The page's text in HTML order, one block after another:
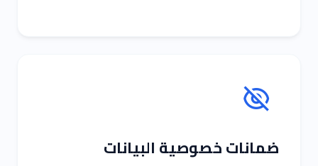
ضمانات خصوصية البيانات